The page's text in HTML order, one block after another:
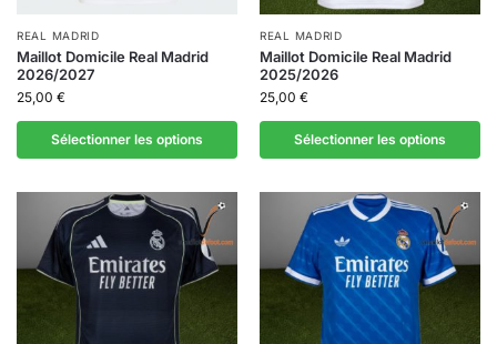
REAL MADRID
Maillot Domicile Real Madrid
2026/2027
25,00 €
Sélectionner les options
REAL MADRID
Maillot Domicile Real Madrid
2025/2026
25,00 €
Sélectionner les options